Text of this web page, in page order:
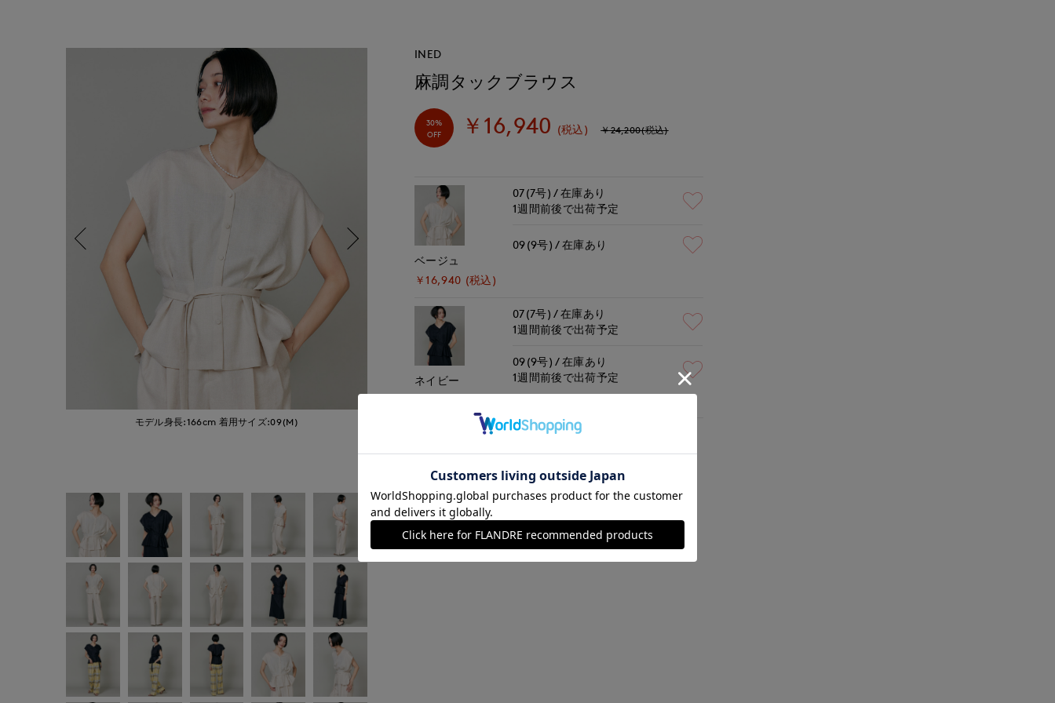
モデル身長:166cm 着用サイズ:09(M) モデル身長:166cm 着用サイズ:09(M)
INED
麻調タックブラウス
30%
OFF
￥16,940 (税込) ￥24,200(税込)
ベージュ
￥16,940 (税込)
07(7号)
在庫あり
1週間前後で出荷予定
09(9号) 在庫あり
ネイビー
07(7号)
在庫あり
1週間前後で出荷予定
09(9号)
在庫あり
1週間前後で出荷予定